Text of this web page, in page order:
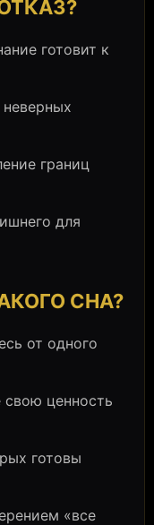
готовит к
границ
для
СНА?
от одного
свою ценность
готовы
«все